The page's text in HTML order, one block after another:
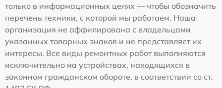
только в информационных целях — чтобы обозначить
перечень техники, с которой мы работаем. Наша
организация не аффилирована с владельцами
указанных товарных знаков и не представляет их
интересы. Все виды ремонтных работ выполняются
исключительно на устройствах, находящихся в
законном гражданском обороте, в соответствии со ст.